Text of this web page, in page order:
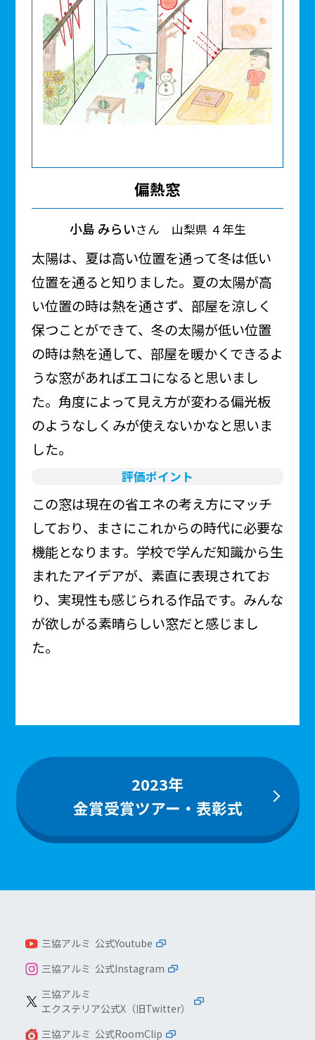
偏熱窓
小島 みらいさん 山梨県 ４年生
太陽は、夏は高い位置を通って冬は低い
位置を通ると知りました。夏の太陽が高
い位置の時は熱を通さず、部屋を涼しく
保つことができて、冬の太陽が低い位置
の時は熱を通して、部屋を暖かくできるよ
うな窓があればエコになると思いまし
た。角度によって見え方が変わる偏光板
のようなしくみが使えないかなと思いま
した。
評価ポイント
この窓は現在の省エネの考え方にマッチ
しており、まさにこれからの時代に必要な
機能となります。学校で学んだ知識から生
まれたアイデアが、素直に表現されてお
り、実現性も感じられる作品です。みんな
が欲しがる素晴らしい窓だと感じまし
た。
2023年
金賞受賞ツアー・表彰式
三協アルミ 公式Youtube
三協アルミ 公式Instagram
三協アルミ
エクステリア公式X（旧Twitter）
三協アルミ 公式RoomClip